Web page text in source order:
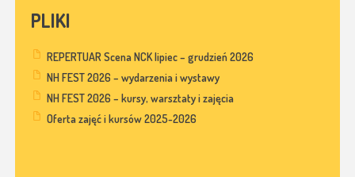
PLIKI
REPERTUAR Scena NCK lipiec – grudzień 2026
NH FEST 2026 – wydarzenia i wystawy
NH FEST 2026 – kursy, warsztaty i zajęcia
Oferta zajęć i kursów 2025-2026